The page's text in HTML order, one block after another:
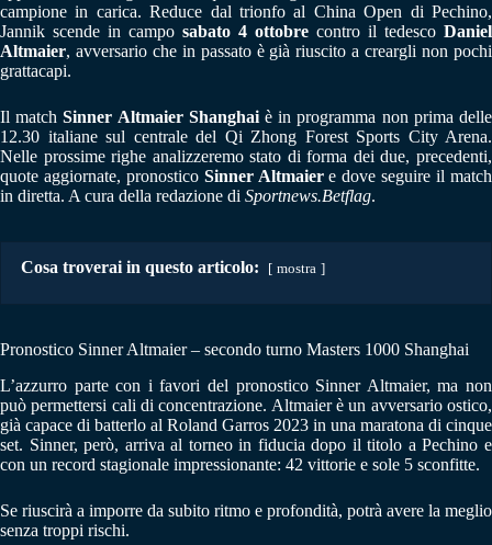
campione in carica. Reduce dal trionfo al China Open di Pechino,
Jannik scende in campo sabato 4 ottobre contro il tedesco Daniel
Altmaier, avversario che in passato è già riuscito a creargli non pochi
grattacapi.
Il matchSinner Altmaier Shanghaiè in programma non prima delle
12.30 italiane sul centrale del Qi Zhong Forest Sports City Arena.
Nelle prossime righe analizzeremo stato di forma dei due, precedenti,
quote aggiornate, pronostico Sinner Altmaiere dove seguire il match
in diretta. A cura della redazione di Sportnews.Betflag.
Cosa troverai in questo articolo: mostra
Pronostico Sinner Altmaier – secondo turno Masters 1000 Shanghai
L’azzurro parte con i favori del pronostico Sinner Altmaier, ma non
può permettersi cali di concentrazione. Altmaier è un avversario ostico,
già capace di batterlo al Roland Garros 2023 in una maratona di cinque
set. Sinner, però, arriva al torneo in fiducia dopo il titolo a Pechino e
con un record stagionale impressionante: 42 vittorie e sole 5 sconfitte.
Se riuscirà a imporre da subito ritmo e profondità, potrà avere la meglio
senza troppi rischi.